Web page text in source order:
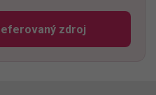
zdroj
Odzadu, odkaz sa otvorí v